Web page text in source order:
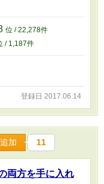
位 / 22,278件
/ 1,187件
登録日 2017.06.14
加 11
両方を手に入れ